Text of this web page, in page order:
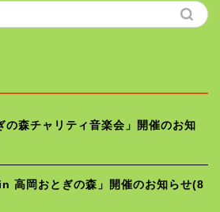
の森チャリティ音楽会」開催のお知
高岡おとぎの森」開催のお知らせ(8
ホーム